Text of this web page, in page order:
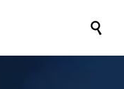
